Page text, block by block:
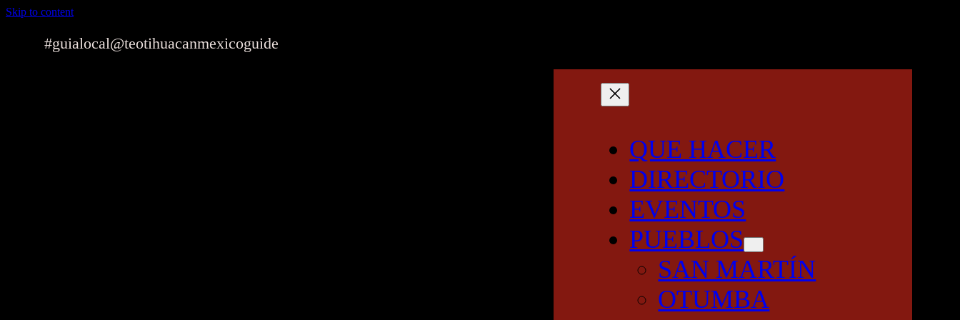
Skip to content
#guialocal@teotihuacanmexicoguide
QUE HACER
DIRECTORIO
EVENTOS
PUEBLOS
SAN MARTÍN
OTUMBA